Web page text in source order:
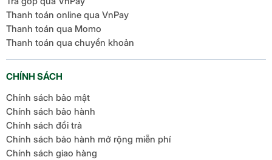
CPU
lên đến
2,85GHz
4 x Cortex-
A720, lên đến
A510, lên đến
GPU
Arm Immortalis-
G720 MC12
Thanh toán online qua VnPay
Thanh toán qua Momo
Thanh toán qua chuyển khoản
CHÍNH SÁCH
Chính sách bảo mật
Chính sách bảo hành
Chính sách đổi trả
Chính sách bảo hành mở rộng miễn phí
Chính sách giao hàng